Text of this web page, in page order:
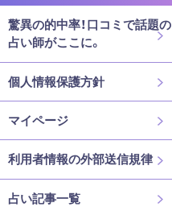
驚異の的中率！口コミで話題の
占い師がここに。
個人情報保護方針
マイページ
利用者情報の外部送信規律
占い記事一覧